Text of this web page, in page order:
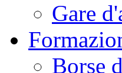
Gare
Borse